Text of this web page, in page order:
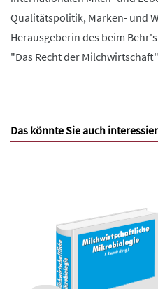
Qualitätspolitik, Marken- und
Herausgeberin des beim
"Das Recht der
Das könnte Sie auch